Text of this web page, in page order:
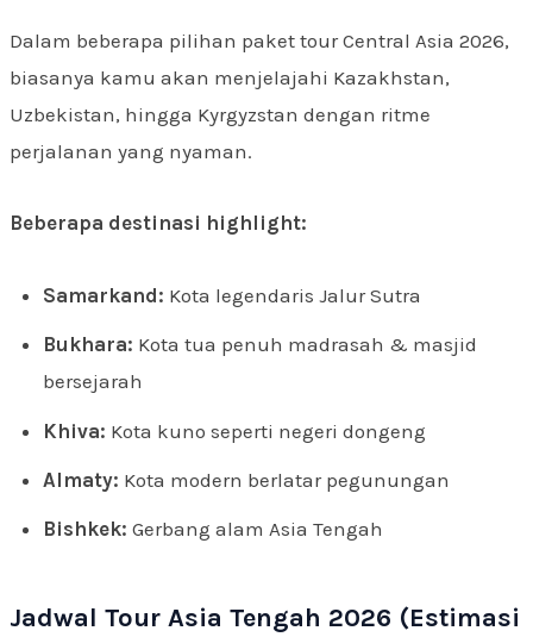
Dalam beberapa pilihan paket tour Central Asia 2026,
biasanya kamu akan menjelajahi Kazakhstan,
Uzbekistan, hingga Kyrgyzstan dengan ritme
perjalanan yang nyaman.
Beberapa destinasi highlight:
Samarkand: Kota legendaris Jalur Sutra
Bukhara: Kota tua penuh madrasah & masjid
bersejarah
Khiva: Kota kuno seperti negeri dongeng
Almaty: Kota modern berlatar pegunungan
Bishkek: Gerbang alam Asia Tengah
Jadwal Tour Asia Tengah 2026 (Estimasi